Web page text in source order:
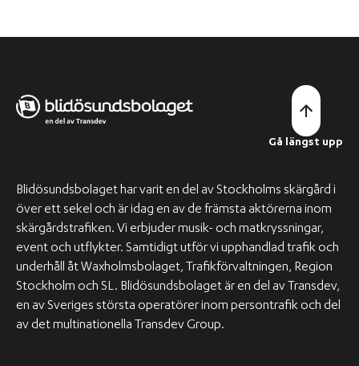
Gå längst upp
Blidösundsbolaget har varit en del av Stockholms skärgård i
över ett sekel och är idag en av de främsta aktörerna inom
skärgårdstrafiken. Vi erbjuder musik- och matkryssningar,
event och utflykter. Samtidigt utför vi upphandlad trafik och
underhåll åt Waxholmsbolaget, Trafikförvaltningen, Region
Stockholm och SL. Blidösundsbolaget är en del av Transdev,
en av Sveriges största operatörer inom persontrafik och del
av det multinationella Transdev Group.